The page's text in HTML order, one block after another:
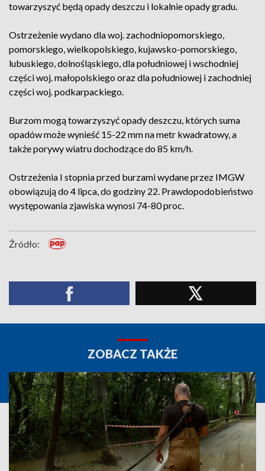
towarzyszyć będą opady deszczu i lokalnie opady gradu.
Ostrzeżenie wydano dla woj. zachodniopomorskiego,
pomorskiego, wielkopolskiego, kujawsko-pomorskiego,
lubuskiego, dolnośląskiego, dla południowej i wschodniej
części woj. małopolskiego oraz dla południowej i zachodniej
części woj. podkarpackiego.
Burzom mogą towarzyszyć opady deszczu, których suma
opadów może wynieść 15-22 mm na metr kwadratowy, a
także porywy wiatru dochodzące do 85 km/h.
Ostrzeżenia I stopnia przed burzami wydane przez IMGW
obowiązują do 4 lipca, do godziny 22. Prawdopodobieństwo
występowania zjawiska wynosi 74-80 proc.
Źródło:
ZOBACZ TAKŻE